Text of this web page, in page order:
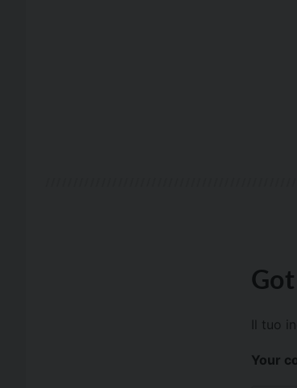
Il tuo
Your